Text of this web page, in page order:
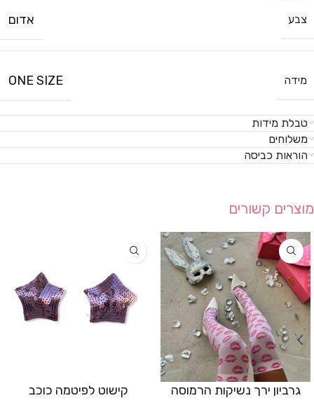
צבע
אדום
מידה ONE SIZE
טבלת מידות
משלוחים
הוראות כביסה
מוצרים קשורים
גרביון ירך נשיקות הרמוסה קישוט לפיטמה כוכב